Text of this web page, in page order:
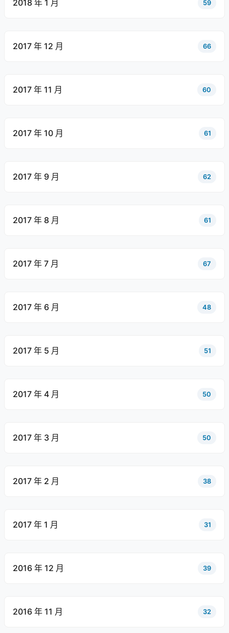
2018 年 1 月 59
2017 年 12 月 66
2017 年 11 月 60
2017 年 10 月 61
2017 年 9 月 62
2017 年 8 月 61
2017 年 7 月 67
2017 年 6 月 48
2017 年 5 月 51
2017 年 4 月 50
2017 年 3 月 50
2017 年 2 月 38
2017 年 1 月 31
2016 年 12 月 39
2016 年 11 月 32